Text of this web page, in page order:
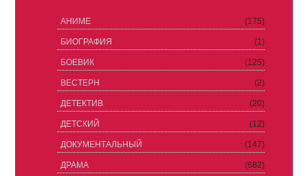
АНИМЕ (175)
БИОГРАФИЯ (1)
БОЕВИК (125)
ВЕСТЕРН (2)
ДЕТЕКТИВ (20)
ДЕТСКИЙ (12)
ДОКУМЕНТАЛЬНЫЙ (147)
ДРАМА (682)